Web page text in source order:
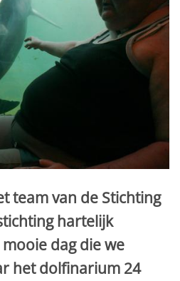
team van de Stichting
hartelijk
dag die we
het dolfinarium 24